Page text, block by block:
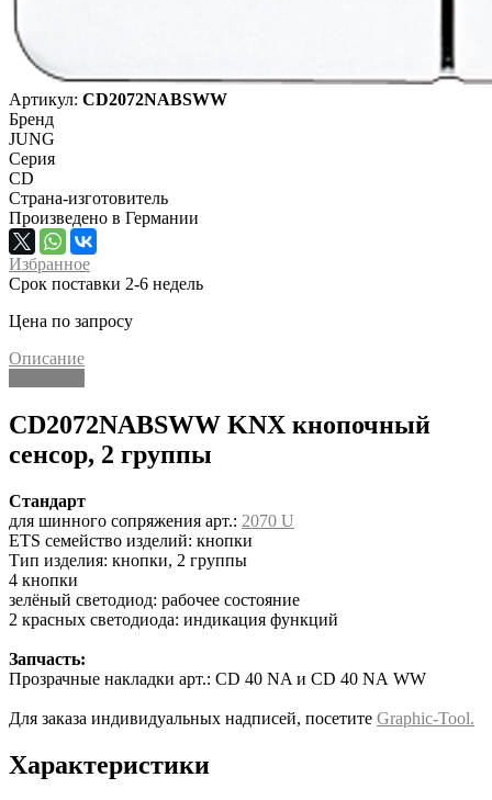
Артикул: CD2072NABSWW
Бренд
JUNG
Серия
CD
Страна-изготовитель
Произведено в Германии
Избранное
Срок поставки 2-6 недель
Цена по запросу
Описание
CD2072NABSWW KNX кнопочный
сенсор, 2 группы
Стандарт
для шинного сопряжения арт.: 2070 U
ETS семейство изделий: кнопки
Тип изделия: кнопки, 2 группы
4 кнопки
зелёный светодиод: рабочее состояние
2 красных светодиода: индикация функций
Запчасть:
Прозрачные накладки арт.: CD 40 NA и CD 40 NA WW
Для заказа индивидуальных надписей, посетите Graphic-Tool.
Характеристики